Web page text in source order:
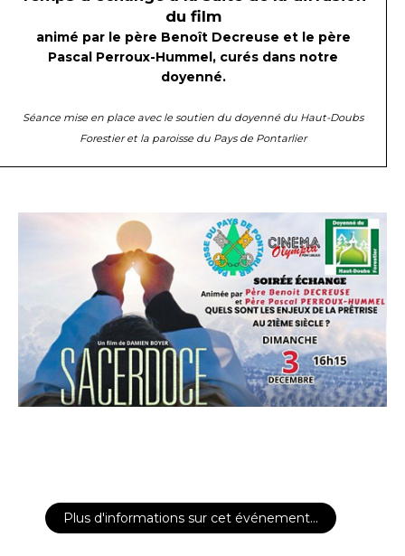
du film
animé par le père Benoît Decreuse et le père
Pascal Perroux-Hummel, curés dans notre
doyenné.
Séance mise en place avec le soutien du doyenné du Haut-Doubs
Forestier et la paroisse du Pays de Pontarlier
Plus d'informations sur cet événement…